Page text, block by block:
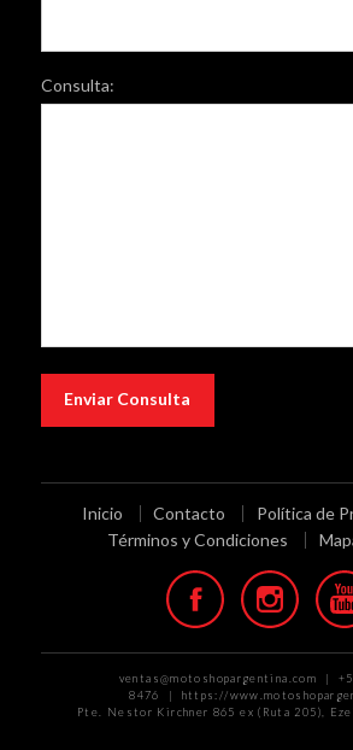
Consulta:
Inicio Contacto
Política de
Términos y Condiciones
ventas@motoshopargentina.com |
8476 | https://
Pte. Nestor Kirchner 865 ex (Ruta 205),